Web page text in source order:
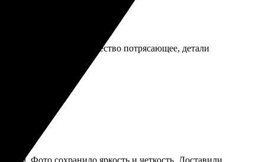
быстро и удобно. Качество потрясающее, детали